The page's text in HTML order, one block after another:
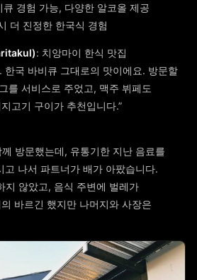
큐 경험 가능, 다양한 알코올 제공
더 진정한 한국식 경험
: 치앙마이 한식 맛집
한국 바비큐 그대로의 맛이에요. 방문할
를 서비스로 주었고, 맥주 뷔페도
고기 구이가 추천입니다.”
방문했는데, 유통기한 지난 음료를
나서 파트너가 배가 아팠습니다.
지 않았고, 음식 주변에 벌레가
바르긴 했지만 나머지와 사장은